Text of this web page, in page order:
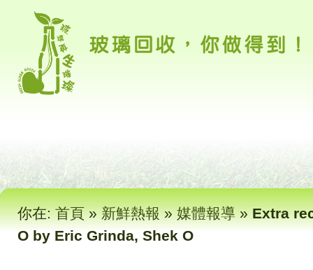
你在:首頁»新鮮熱報»媒體報導»Extra
O by Eric Grinda, Shek O